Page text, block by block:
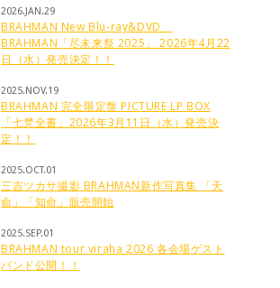
2026.JAN.29
BRAHMAN New Blu-ray&DVD
BRAHMAN「尽未来祭 2025」 2026年4月22
日（水）発売決定！！
2025.NOV.19
BRAHMAN 完全限定盤 PICTURE LP BOX
「七梵全書」2026年3月11日（水）発売決
定！！
2025.OCT.01
三吉ツカサ撮影 BRAHMAN新作写真集 「天
命」「知命」販売開始
2025.SEP.01
BRAHMAN tour viraha 2026 各会場ゲスト
バンド公開！！